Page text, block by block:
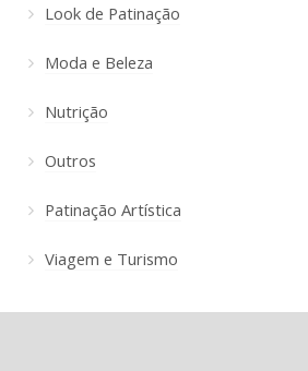
Look de Patinação
Moda e Beleza
Nutrição
Outros
Patinação Artística
Viagem e Turismo